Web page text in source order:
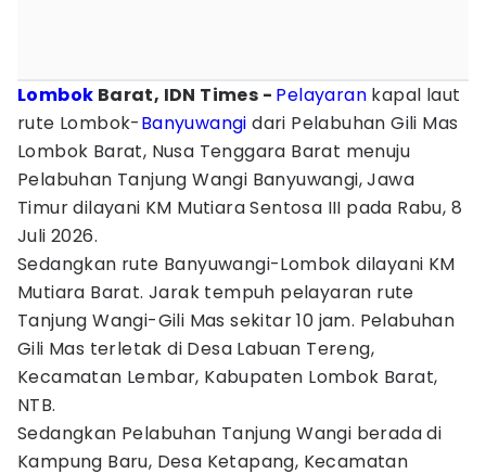
Lombok Barat, IDN Times - Pelayaran kapal laut
rute Lombok-Banyuwangi dari Pelabuhan Gili Mas
Lombok Barat, Nusa Tenggara Barat menuju
Pelabuhan Tanjung Wangi Banyuwangi, Jawa
Timur dilayani KM Mutiara Sentosa III pada Rabu, 8
Juli 2026.
Sedangkan rute Banyuwangi-Lombok dilayani KM
Mutiara Barat. Jarak tempuh pelayaran rute
Tanjung Wangi-Gili Mas sekitar 10 jam. Pelabuhan
Gili Mas terletak di Desa Labuan Tereng,
Kecamatan Lembar, Kabupaten Lombok Barat,
NTB.
Sedangkan Pelabuhan Tanjung Wangi berada di
Kampung Baru, Desa Ketapang, Kecamatan